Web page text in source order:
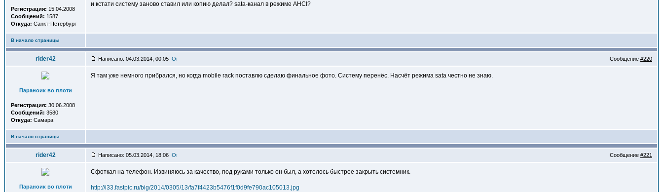
Регистрация: 15.04.2008
Сообщений: 1587
Откуда: Санкт-Петербург
и кстати систему заново ставил или копию делал? sata-канал в режиме AHCI?
В начало страницы
rider42 Написано: 04.03.2014, 00:05 Сообщение #220
Параноик во плоти
Регистрация: 30.06.2008
Сообщений: 3580
Откуда: Самара
Я там уже немного прибрался, но когда mobile rack поставлю сделаю финальное фото. Систему перенёс. Насчёт режима sata честно не знаю.
В начало страницы
rider42 Написано: 05.03.2014, 18:06 Сообщение #221
Параноик во плоти
Сфоткал на телефон. Извиняюсь за качество, под руками только он был, а хотелось быстрее закрыть системник.
http://i33.fastpic.ru/big/2014/0305/13/fa7f4423b5476f1f0d9fe790ac105013.jpg